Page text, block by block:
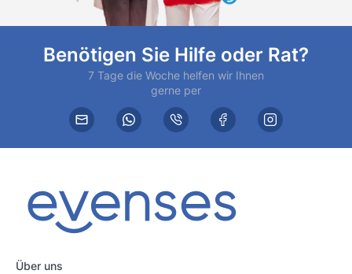
Benötigen Sie Hilfe oder Rat?
7 Tage die Woche helfen wir Ihnen
gerne per
Über uns